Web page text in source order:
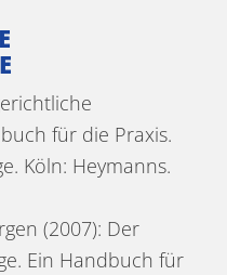
für die Praxis.
Köln: Heymanns.
(2007): Der
Ein Handbuch für